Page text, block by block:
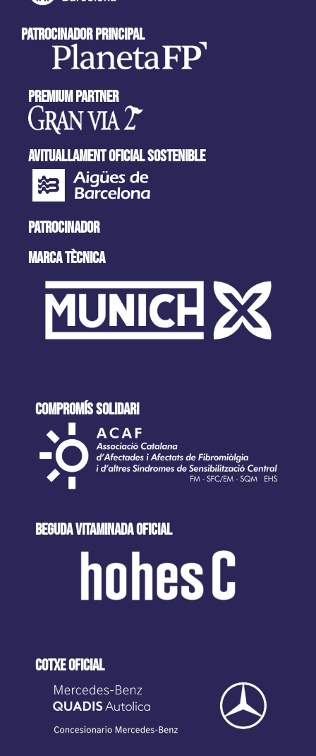
patrocinador principal
Premium partner
AVITUALLAMENT OFICIAL SOSTENIBLE
PATROCINADOR
MARCA tècnica
COMPROMÍS SOLIDARI
beguda VITAMINADA oficial
cotxe oficial